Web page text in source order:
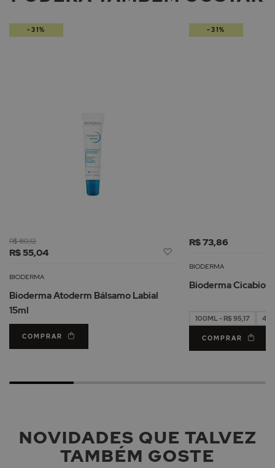
R$ 55,04
R$ 80,12
BIODERMA
Bioderma Atoderm Bálsamo Labial
15ml
COMPRAR
-31%
R$ 73,86
BIODERMA
Bioderma Cicabio
100ML - R$ 95,17
COMPRAR
-31%
NOVIDADES QUE TALVEZ
TAMBÉM GOSTE